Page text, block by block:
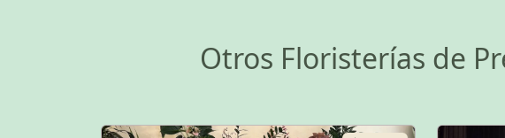
Otros Floristerías de